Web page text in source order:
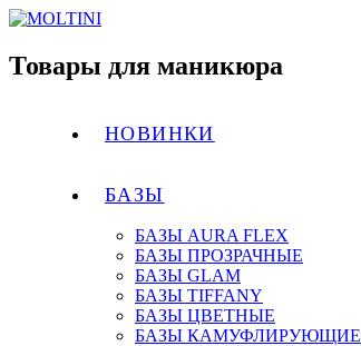
Товары для маникюра
НОВИНКИ
БАЗЫ
БАЗЫ AURA FLEX
БАЗЫ ПРОЗРАЧНЫЕ
БАЗЫ GLAM
БАЗЫ TIFFANY
БАЗЫ ЦВЕТНЫЕ
БАЗЫ КАМУФЛИРУЮЩИЕ